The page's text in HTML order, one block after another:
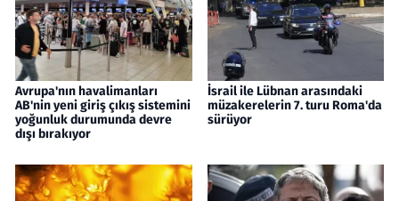
Avrupa'nın havalimanları
AB'nin yeni giriş çıkış sistemini
yoğunluk durumunda devre
dışı bırakıyor
İsrail ile Lübnan arasındaki
müzakerelerin 7. turu Roma'da
sürüyor